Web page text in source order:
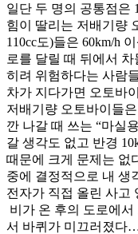
일단 두 명의 공통점은
힘이 딸리는 저배기량
110cc도)들은 60km/h
로를 달릴 때 뒤에서
히려 위험하다는 사람
차가 지다가면 오토바
저배기량 오토바이들
깐 나갈 때 쓰는 “마실
갈 생각도 없고 반경
때문에 크게 문제는 없
중에 결정적으로 내 생
전자가 직접 올린 사고
비가 온 후의 도로에
서 바퀴가 미끄러졌다